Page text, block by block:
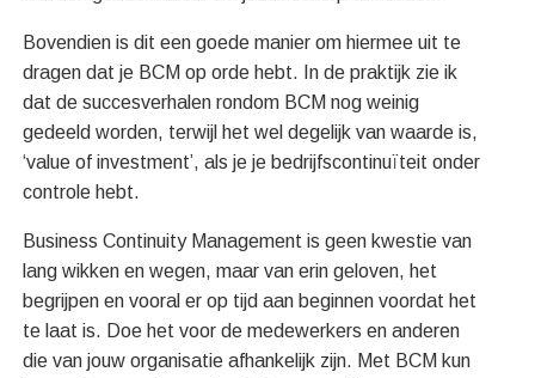
Bovendien is dit een goede manier om hiermee uit te
dragen dat je BCM op orde hebt. In de praktijk zie ik
dat de succesverhalen rondom BCM nog weinig
gedeeld worden, terwijl het wel degelijk van waarde is,
‘value of investment’, als je je bedrijfscontinuïteit onder
controle hebt.
Business Continuity Management is geen kwestie van
lang wikken en wegen, maar van erin geloven, het
begrijpen en vooral er op tijd aan beginnen voordat het
te laat is. Doe het voor de medewerkers en anderen
die van jouw organisatie afhankelijk zijn. Met BCM kun